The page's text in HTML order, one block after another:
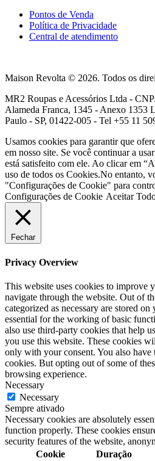
Pontos de Venda
Política de Privacidade
Central de atendimento
Maison Revolta © 2026. Todos os
MR2 Roupas e Acessórios Ltda -
Alameda Franca, 1345 - Anexo 1353
Paulo - SP, 01422-005 - Tel +55 11
Usamos cookies para garantir que
em nosso site. Se você continuar a
está satisfeito com ele. Ao clicar em
uso de todos os Cookies.No entanto,
"Configurações de Cookie" para
Configurações de Cookie Aceitar
Fechar
Privacy Overview
This website uses cookies to improve
navigate through the website. Out of
categorized as necessary are stored
essential for the working of basic
also use third-party cookies that help
you use this website. These cookies
only with your consent. You also
cookies. But opting out of some of
browsing experience.
Necessary
Necessary
Sempre ativado
Necessary cookies are absolutely
function properly. These cookies
security features of the website,
Cookie
Duração